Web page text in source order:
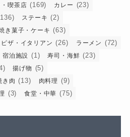
喫茶店 (169) カレー (23)
ステーキ (2)
き菓子・ケーキ (63)
ザ・イタリアン (26) ラーメン (72)
宿泊施設 (1) 寿司・海鮮 (23)
揚げ物 (5)
き肉 (13) 肉料理 (9)
(3) 食堂・中華 (75)